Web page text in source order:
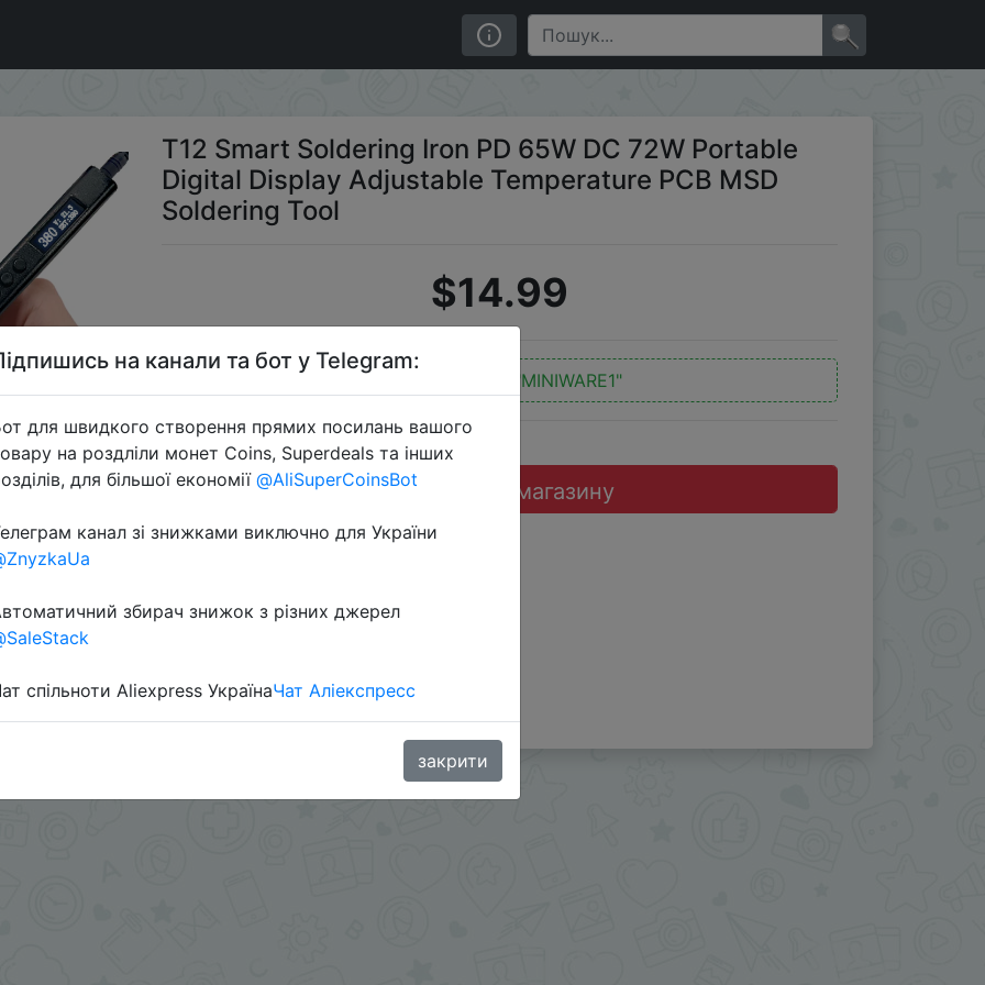
DC 72W Portable Digital Display Adjustable Temperature PCB MSD Soldering Tool
T12 Smart Soldering Iron PD 65W DC 72W Portable
Digital Display Adjustable Temperature PCB MSD
Soldering Tool
$14.99
"MINIWARE1"
Перейти до магазину
%2B8jHVizJO6XY3M2Qy
на канали та бот у Telegram:
для швидкого створення прямих посилань вашого
на роздліли монет Coins, Superdeals та інших
для більшої економії @AliSuperCoinsBot
канал зі знижками виключно для України
збирач знижок з різних джерел
спільноти Aliexpress УкраїнаЧат Аліекспресс
закрити